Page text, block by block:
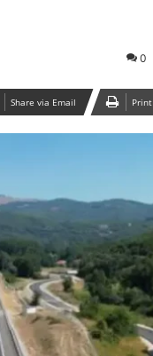
0
Share via Email Print